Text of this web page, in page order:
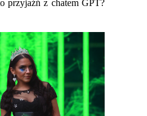
przyjaźń z chatem GPT?